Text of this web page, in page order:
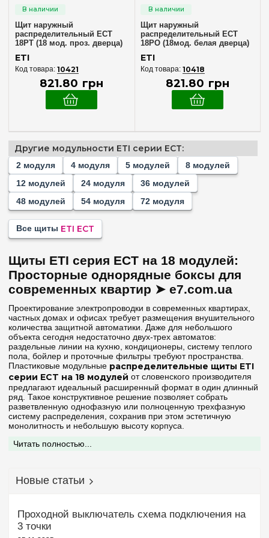
4(+3)
5(+1)
8 (+2)
12(+2)
48(+2)
54(+2)
72(+2)
Комплектация клеммами PE+N
В комплекте(2)
Материал корпуса
Пластик(2)
Дверца
Белая(1)
Прозрачная(1)
Серия
ECH(+2)
ECM(+2)
ECT
ERP(+1)
Степень защиты IP
Щит наружный
распределительный ECT
18PT (18 мод. проз. дверца)
ETI
10421
821.80 грн
Щит наружный
распределительный ECT
18PO (18мод. белая дверца)
ETI
10418
821.80 грн
Другие модульности ETI серии ECT:
2 модуля 4 модуля 5 модулей
8 модулей
12 модулей
24 модуля
36 модулей
48 модулей
54 модуля 72 модуля
Все щиты ETI ECT
Щиты ETI серия ECT на 18 модулей:
Просторные однорядные боксы для
современных квартир ➤ e7.com.ua
Проектирование электропроводки в современных квартирах,
частных домах и офисах требует размещения внушительного
количества защитной автоматики. Даже для небольшого
объекта сегодня недостаточно двух-трех автоматов:
раздельные линии на кухню, кондиционеры, систему теплого
пола, бойлер и проточные фильтры требуют пространства.
Пластиковые модульные распределительные щиты ETI
серии ECT на 18 модулей от словенского производителя
предлагают идеальный расширенный формат в один длинный
ряд. Такое конструктивное решение позволяет собрать
разветвленную однофазную или полноценную трехфазную
систему распределения, сохранив при этом эстетичную
монолитность и небольшую высоту корпуса.
Интернет-магазин e7.com.ua
превосходными изоляционными свойствами, высокой
жестким директивам ЕС по пожарной безопасности, не
поддерживая горение.
Конструктивные преимущества и варианты
Читать полностью...
Новые статьи
Проходной выключатель схема подключения на
3 точки